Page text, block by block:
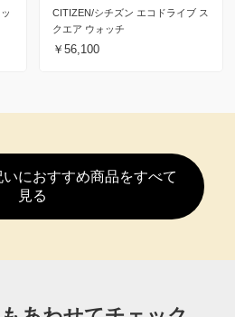
CITIZEN/シチズン エコドライブ ス
クエア ウォッチ
￥56,100
におすすめ商品をすべて
見る